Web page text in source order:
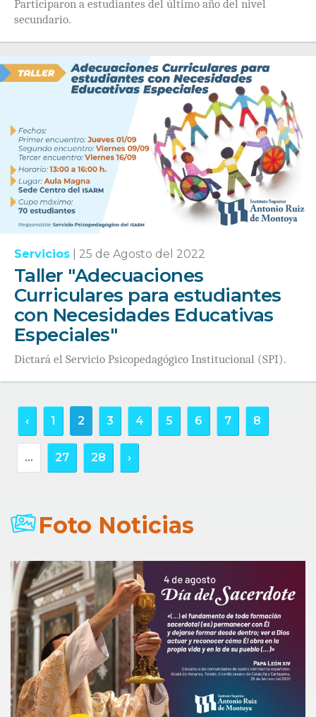
Participaron a estudiantes del último año del nivel
secundario.
Servicios 25 de Agosto del 2022
Taller "Adecuaciones
Curriculares para estudiantes
con Necesidades Educativas
Especiales"
Dictará el Servicio Psicopedagógico Institucional (SPI).
‹ 1 2 3 4 5 6 7 8
... 27 28 ›
Foto Noticias